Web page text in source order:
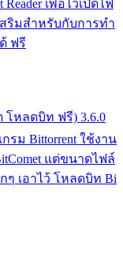
เพื่อไว้เปิดไฟ
สริมสำหรับกับการทำ
ฟรี
โหลดบิท ฟรี) 3.6.0
รม Bittorrent ใช้งาน
แต่ขนาดไฟล์
ๆ เอาไว้ โหลดบิท Bi